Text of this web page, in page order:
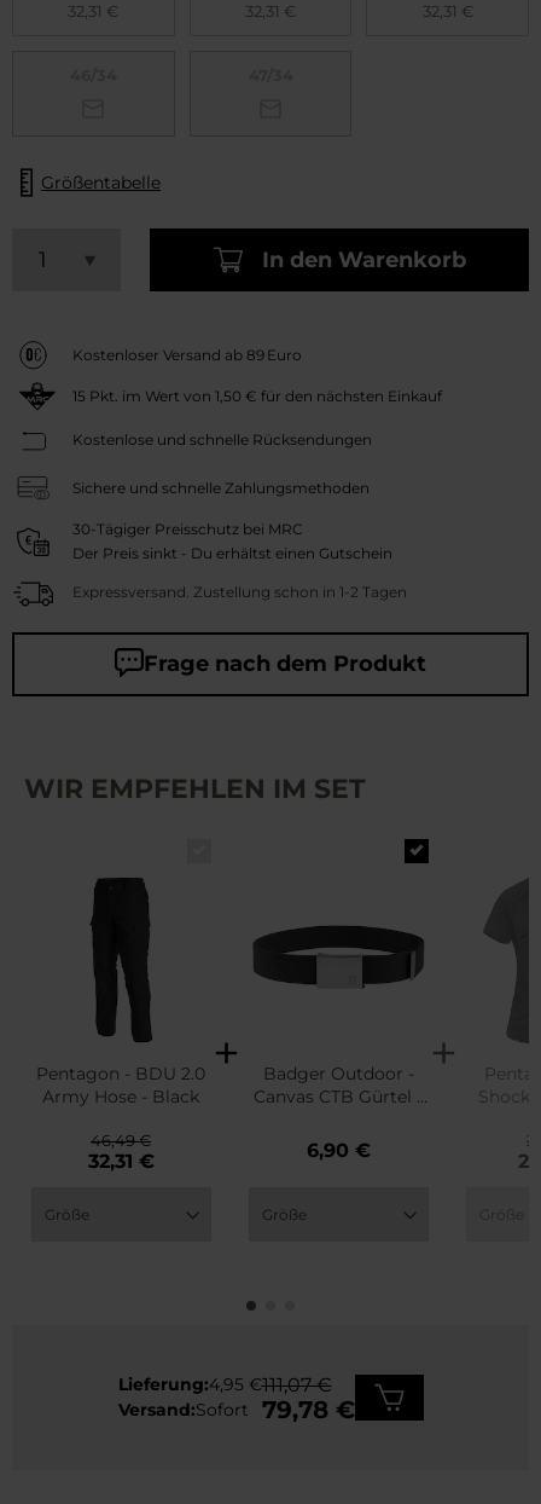
32,31 €
32,31 €
32,31 €
Größentabelle
In den Warenkorb
Kostenloser Versand ab 89 Euro
15 Pkt. im Wert von 1,50 € für den nächsten Einkauf
Kostenlose und schnelle Rücksendungen
Sichere und schnelle Zahlungsmethoden
30-Tägiger Preisschutz bei MRC
Der Preis sinkt - Du erhältst einen Gutschein
Expressversand. Zustellung schon in 1-2 Tagen
Frage nach dem Produkt
WIR EMPFEHLEN IM SET
Pentagon - BDU 2.0
Army Hose - Black
32,31 €
46,49 €
Badger Outdoor -
Canvas CTB Gürtel -
6,90 €
Shock
Lieferung:4,95 €
Versand:Sofort
111,07 €
79,78 €